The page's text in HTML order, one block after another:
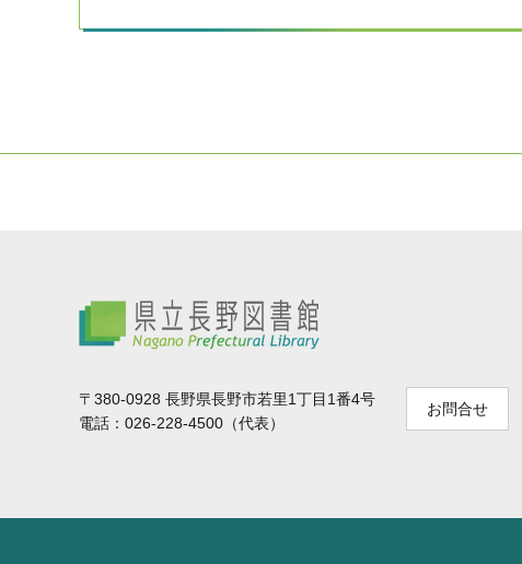
県立長野図書館
〒380-0928 長野県長野市若里1丁目1番4号
電話：026-228-4500（代表）
お問合せ